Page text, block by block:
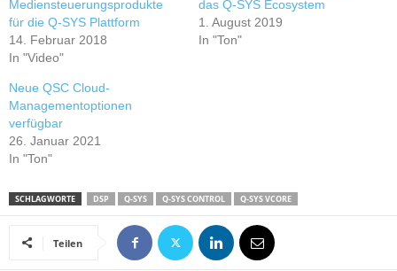
Mediensteuerungsprodukte
für die Q-SYS Plattform
14. Februar 2018
In "Video"
das Q-SYS Ecosystem
1. August 2019
In "Ton"
Neue QSC Cloud-
Managementoptionen
verfügbar
26. Januar 2021
In "Ton"
SCHLAGWORTE DSP Q-SYS Q-SYS CONTROL Q-SYS VCORE
Teilen